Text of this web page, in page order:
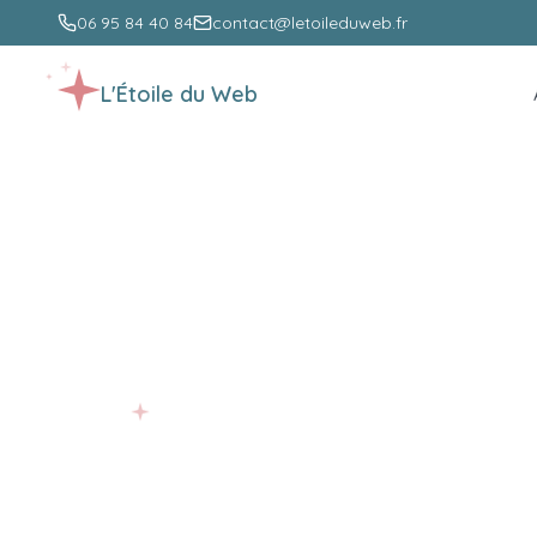
06 95 84 40 84 contact@letoileduweb.fr
L'Étoile du Web